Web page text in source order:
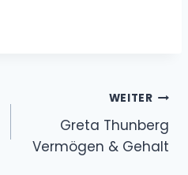
WEITER
Greta Thunberg
Vermögen & Gehalt